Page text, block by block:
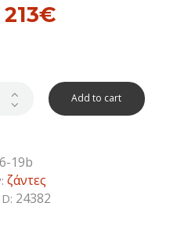
Original
213€
Add to cart
19b
ζάντες
24382